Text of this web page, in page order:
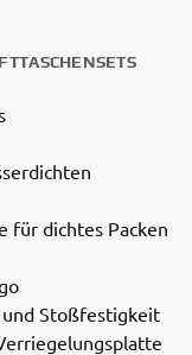
für dichtes Packen
Stoßfestigkeit